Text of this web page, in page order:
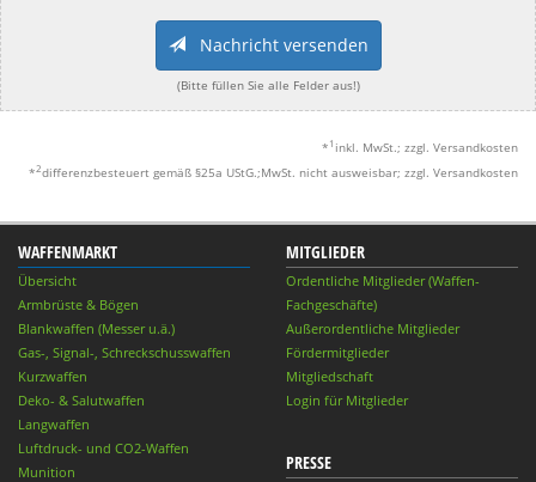
Nachricht versenden
(Bitte füllen Sie alle Felder aus!)
* 1 inkl. MwSt.; zzgl. Versandkosten
*2differenzbesteuert gemäß §25a UStG.;MwSt. nicht ausweisbar; zzgl. Versandkosten
WAFFENMARKT
Übersicht
Armbrüste & Bögen
Blankwaffen (Messer u.ä.)
Gas-, Signal-, Schreckschusswaffen
Kurzwaffen
Deko- & Salutwaffen
Langwaffen
Luftdruck- und CO2-Waffen
Munition
MITGLIEDER
Ordentliche Mitglieder (Waffen-
Fachgeschäfte)
Außerordentliche Mitglieder
Fördermitglieder
Mitgliedschaft
Login für Mitglieder
PRESSE